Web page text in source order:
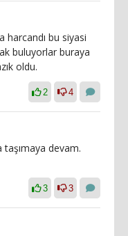
harcandı bu siyasi
buluyorlar buraya
oldu.
2 4
devam.
3 3